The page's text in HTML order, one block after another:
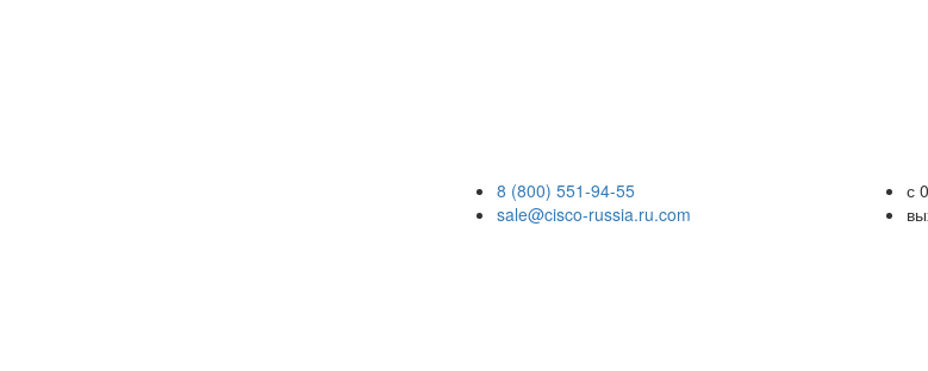
8 (800) 551-94-55
sale@cisco-russia.ru.com
с